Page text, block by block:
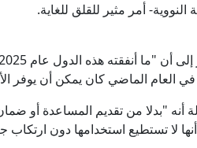
النووية- أمر مثير للقلق للغاية.
في العام الماضي كان يمكن أن يوفر
أنه "بدلا من تقديم المساعدة أو
لا تستطيع استخدامها دون